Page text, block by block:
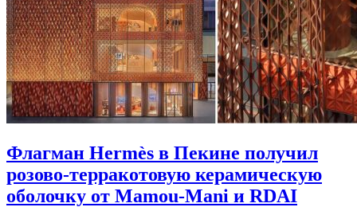
Флагман Hermès в Пекине получил
розово-терракотовую керамическую
оболочку от Mamou-Mani и RDAI